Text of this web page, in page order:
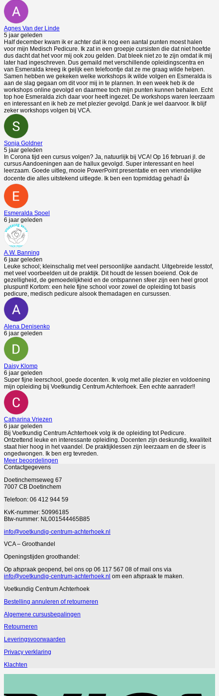
Agnes Van der Linde
5 jaar geleden
Half december kwam ik er achter dat ik nog een aantal punten moest halen
voor mijn Medisch Pedicure. Ik zat in een groepje cursisten die dat niet hoefde
dus dacht dat het voor mij ook zou gelden. Dat bleek niet zo te zijn omdat ik mij
later had ingeschreven. Dus gemaild met verschillende opleidingscentra en
van Esmeralda kreeg ik gelijk een telefoontje dat ze me graag wilde helpen.
Samen hebben we gekeken welke workshops ik wilde volgen en Esmeralda is
aan de slag gegaan om dit voor mij in te plannen. In een week heb ik de
workshops online gevolgd en daarmee toch mijn punten kunnen behalen. Echt
top hoe Esmeralda zich daar voor heeft ingezet. De workshops waren leerzaam
en interessant en ik heb ze met plezier gevolgd. Dank je wel daarvoor. Ik blijf
zeker workshops volgen bij VCA.
Sonja Goldner
5 jaar geleden
In Corona tijd een cursus volgen? Ja, natuurlijk bij VCA! Op 16 februari jl. de
cursus Aandoeningen aan de hallux gevolgd. Super interessant en heel
leerzaam. Goede uitleg, mooie PowerPoint presentatie en een vriendelijke
docente die alles uitstekend uitlegde. Ik ben een topmiddag gehad! 👍
Esmeralda Spoel
6 jaar geleden
A.W. Banning
6 jaar geleden
Leuke school; kleinschalig met veel persoonlijke aandacht. Uitgebreide lesstof,
met veel voorbeelden uit de praktijk. Dit houdt de lessen boeiend. Ook de
gezelligheid, de gemoedelijkheid en de ontspannen sfeer zijn een heel groot
pluspunt! Kortom: een hele fijne school voor zowel de opleiding tot basis
pedicure, medisch pedicure alsook themadagen en cursussen.
Alena Denisenko
6 jaar geleden
Daisy Klomp
6 jaar geleden
Super fijne leerschool, goede docenten. Ik volg met alle plezier en voldoening
mijn opleiding bij Voetkundig Centrum Achterhoek. Een echte aanrader!!
Catharina Vriezen
6 jaar geleden
Bij Voetkundig Centrum Achterhoek volg ik de opleiding tot Pedicure.
Ontzettend leuke en interessante opleiding. Docenten zijn deskundig, kwaliteit
staat hier hoog in het vaandel. De praktijklessen zijn leerzaam en de sfeer is
ongedwongen. Ik ben erg tevreden.
Meer beoordelingen
Contactgegevens
Doetinchemseweg 67
7007 CB Doetinchem
Telefoon: 06 412 944 59
KvK-nummer: 50996185
Btw-nummer: NL001544465B85
info@voetkundig-centrum-achterhoek.nl
VCA – Groothandel
Openingstijden groothandel:
Op afspraak geopend, bel ons op 06 117 567 08 of mail ons via
info@voetkundig-centrum-achterhoek.nl om een afspraak te maken.
Voetkundig Centrum Achterhoek
Bestelling annuleren of retourneren
Algemene cursusbepalingen
Retourneren
Leveringsvoorwaarden
Privacy verklaring
Klachten